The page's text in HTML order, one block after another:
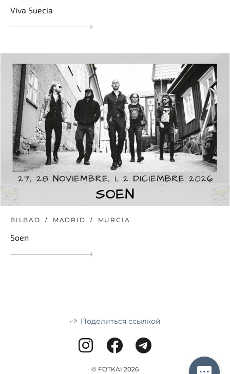
Viva Suecia
BILBAO MADRID MURCIA
Soen
Поделиться ссылкой
© FOTKAI 2026